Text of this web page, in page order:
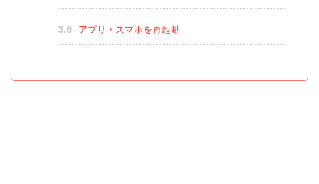
3.6 アプリ・スマホを再起動